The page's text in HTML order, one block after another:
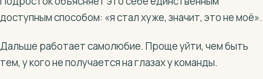
доступным способом: «я стал хуже, значит, это не моё».
Дальше работает самолюбие. Проще уйти, чем быть
тем, у кого не получается на глазах у команды.